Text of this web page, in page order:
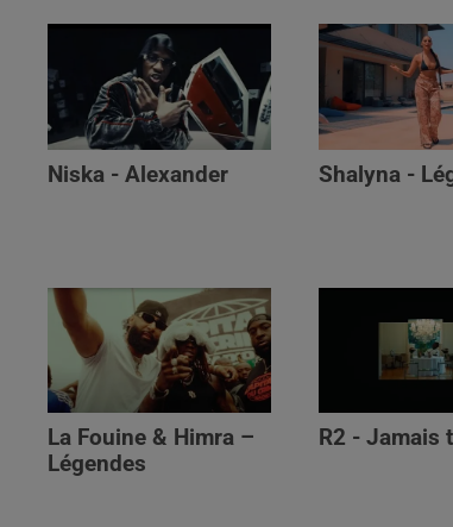
Niska - Alexander Shalyna -
La Fouine & Himra –
Légendes
R2 - Jamais